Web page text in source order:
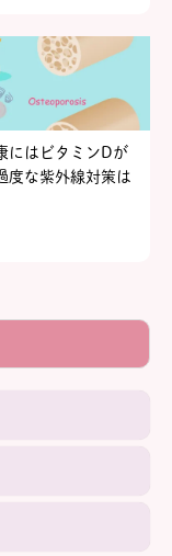
にはビタミンDが
度な紫外線対策は